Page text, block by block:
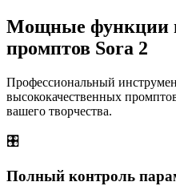
Мощные функции
промптов Sora 2
Профессиональный
высококачественных
вашего творчества.
🎛️
Полный контроль